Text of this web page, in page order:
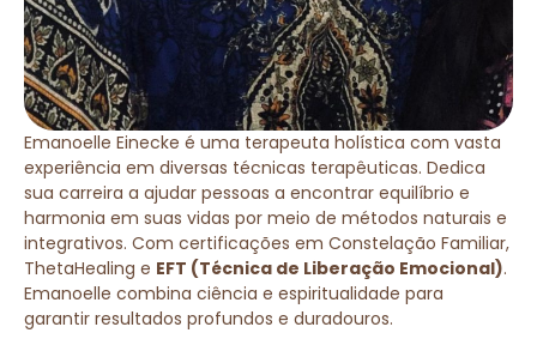
Emanoelle Einecke é uma terapeuta holística com vasta
experiência em diversas técnicas terapêuticas. Dedica
sua carreira a ajudar pessoas a encontrar equilíbrio e
harmonia em suas vidas por meio de métodos naturais e
integrativos. Com certificações em Constelação Familiar,
ThetaHealing e EFT (Técnica de Liberação Emocional).
Emanoelle combina ciência e espiritualidade para
garantir resultados profundos e duradouros.